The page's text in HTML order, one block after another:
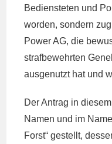
Bediensteten und
worden, sondern
Power AG, die
strafbewehrten
ausgenutzt hat und
Der Antrag in
Namen und im
Forst“ gestellt,